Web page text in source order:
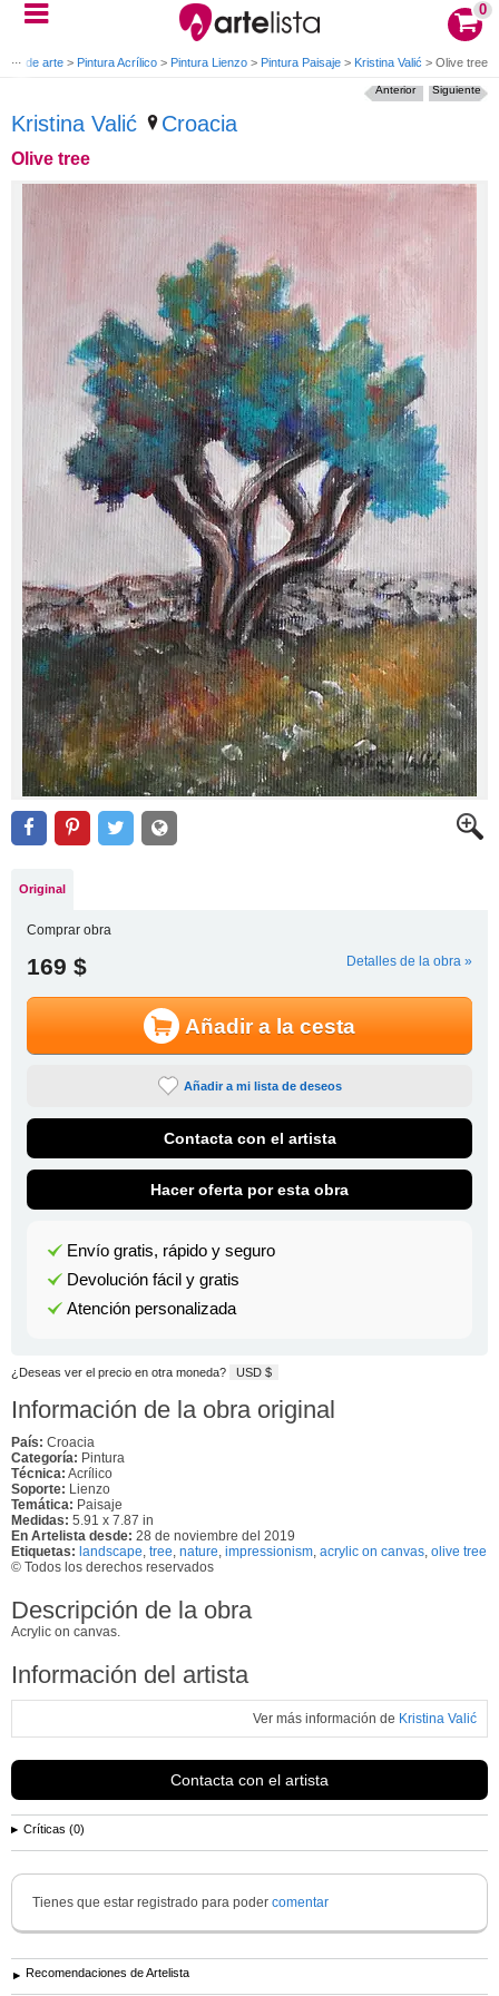
0
de arte > Pintura Acrílico > Pintura Lienzo > Pintura Paisaje > Kristina Valić > Olive tree
Kristina Valić Croacia
Olive tree
Siguiente
Anterior
Original
Comprar obra
169 $ Detalles de la obra »
Añadir a la cesta
Añadir a mi lista de deseos
Contacta con el artista
Hacer oferta por esta obra
Envío gratis, rápido y seguro
Devolución fácil y gratis
Atención personalizada
¿Deseas ver el precio en otra moneda? USD $
Información de la obra original
País: Croacia
Categoría: Pintura
Técnica: Acrílico
Soporte: Lienzo
Temática: Paisaje
Medidas: 5.91 x 7.87 in
En Artelista desde: 28 de noviembre del 2019
Etiquetas: landscape, tree, nature, impressionism, acrylic on canvas, olive tree
© Todos los derechos reservados
Descripción de la obra
Acrylic on canvas.
Información del artista
Ver más información de Kristina Valić
Contacta con el artista
Críticas (0)
Tienes que estar registrado para poder comentar
Recomendaciones de Artelista